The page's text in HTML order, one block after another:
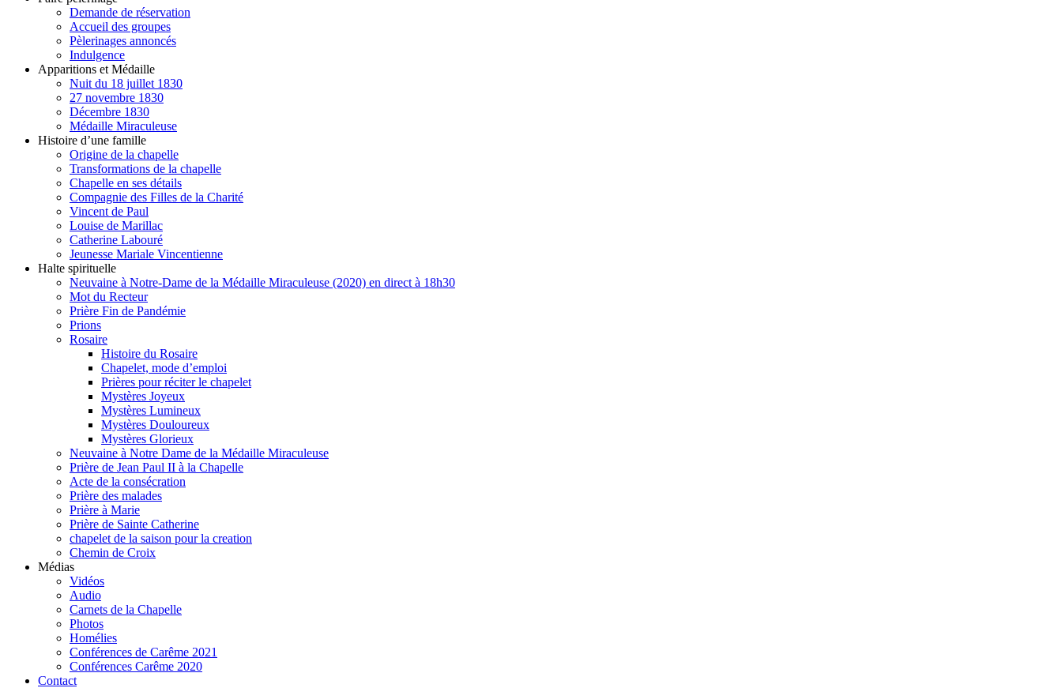
Demande de réservation
Accueil des groupes
Pèlerinages annoncés
Indulgence
Apparitions et Médaille
Nuit du 18 juillet 1830
27 novembre 1830
Décembre 1830
Médaille Miraculeuse
Histoire d’une famille
Origine de la chapelle
Transformations de la chapelle
Chapelle en ses détails
Compagnie des Filles de la Charité
Vincent de Paul
Louise de Marillac
Catherine Labouré
Jeunesse Mariale Vincentienne
Halte spirituelle
Neuvaine à Notre-Dame de la Médaille Miraculeuse (2020) en direct à 18h30
Mot du Recteur
Prière Fin de Pandémie
Prions
Rosaire
Histoire du Rosaire
Chapelet, mode d’emploi
Prières pour réciter le chapelet
Mystères Joyeux
Mystères Lumineux
Mystères Douloureux
Mystères Glorieux
Neuvaine à Notre Dame de la Médaille Miraculeuse
Prière de Jean Paul II à la Chapelle
Acte de la consécration
Prière des malades
Prière à Marie
Prière de Sainte Catherine
chapelet de la saison pour la creation
Chemin de Croix
Médias
Vidéos
Audio
Carnets de la Chapelle
Photos
Homélies
Conférences de Carême 2021
Conférences Carême 2020
Contact